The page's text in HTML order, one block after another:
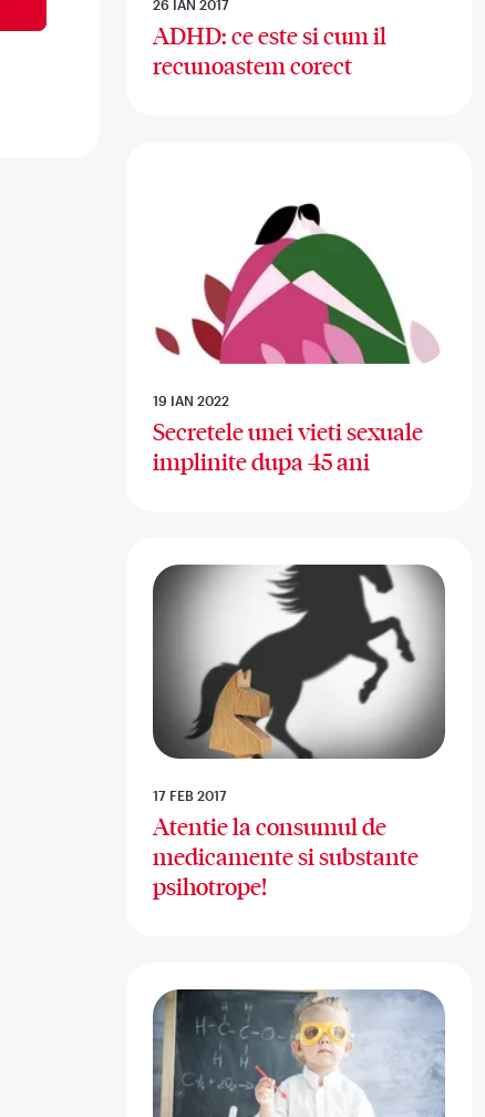
26 IAN 2017
ADHD: ce este si cum il
recunoastem corect
19 IAN 2022
Secretele unei vieti sexuale
implinite dupa 45 ani
17 FEB 2017
Atentie la consumul de
medicamente si substante
psihotrope!